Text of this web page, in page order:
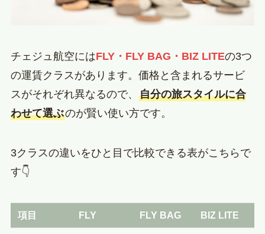
チェジュ航空にはFLY・FLY BAG・BIZ LITEの3つ
の運賃クラスがあります。価格と含まれるサービ
スがそれぞれ異なるので、 自分の旅スタイルに合
わせて選ぶのが賢い使い方です。
3クラスの違いをひと目で比較できる表がこちらで
す👇
項目 FLY FLY BAG BIZ LITE